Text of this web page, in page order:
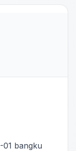
01 bangku